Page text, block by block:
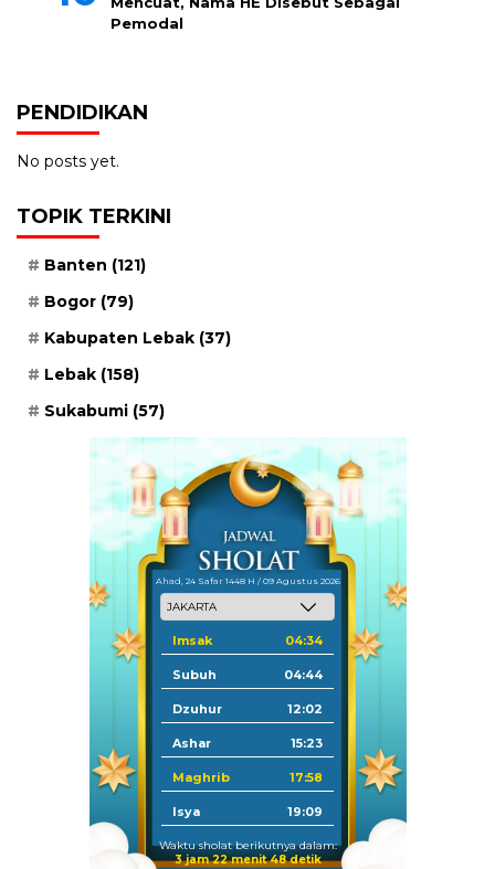
Pemodal
PENDIDIKAN
No posts yet.
TOPIK TERKINI
Banten (121)
Bogor (79)
Kabupaten Lebak (37)
Lebak (158)
Sukabumi (57)
Ahad, 24 Safar 1448 H / 09 Agustus 2026
Imsak 04:34
Subuh 04:44
Dzuhur 12:02
Ashar 15:23
Maghrib 17:58
Isya 19:09
Waktu sholat berikutnya dalam:
3 jam 22 menit 48 detik